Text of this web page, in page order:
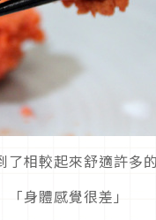
了相較起來舒適許
身體感覺很差」